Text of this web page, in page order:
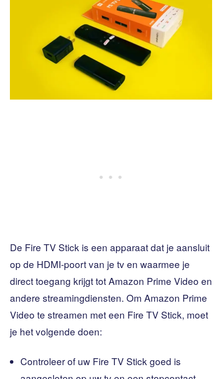
De Fire TV Stick is een apparaat dat je aansluit
op de HDMI-poort van je tv en waarmee je
direct toegang krijgt tot Amazon Prime Video en
andere streamingdiensten. Om Amazon Prime
Video te streamen met een Fire TV Stick, moet
je het volgende doen:
Controleer of uw Fire TV Stick goed is